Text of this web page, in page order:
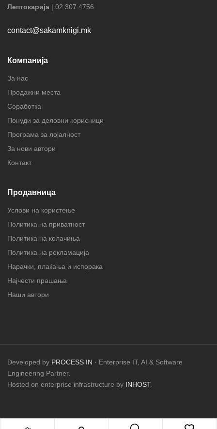
Лептокарија | 02 307 4756
contact@sakamknigi.mk
Компанија
За нас
Продажни места
Соработка
Понуди за деловни корисници
Програма за лојалност
За нови автори
Контакт
Продавница
Услови на користење
Политика на приватност
Политика на колачиња
Политика на рекламација
Нарачки, плаќања и испорака
Најчести прашања
Наши автори
Developed by PROCESS IN · Enterprise IT, AI & Software
Engineering Partner.
Hosted on enterprise infrastructure by INHOST.